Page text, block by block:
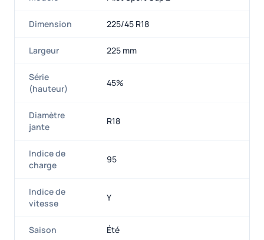
Dimension 225/45 R18
Largeur 225 mm
Série
(hauteur)
45%
Diamètre
jante
R18
Indice de
charge
95
Indice de
vitesse
Y
Saison Été